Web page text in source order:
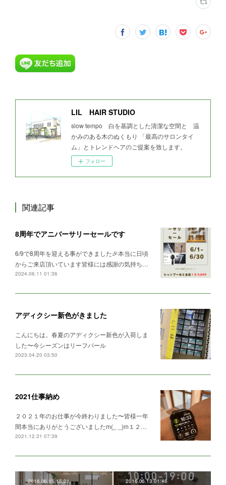
LIL HAIR STUDIO
slow tempo 白を基調とした清潔な空間と 温
かみのある木のぬくもり 「最高のサロンタイ
ム」とトレンドヘアのご提案を致します。
フォロー
関連記事
8周年でアニバーサリーセールです
6/9で8周年を迎える事ができました🎉本当に日頃
からご来店頂いています皆様には感謝の気持ち…
2024.06.11 01:36
アディクシー新色がきました
こんにちは。春夏のアディクシー新色が入荷しま
した〜今シーズンはリーフパール
2023.04.20 03:50
2021仕事納め
２０２１年のお仕事が今終わりました〜皆様一年
間本当にありがとうございましたm(_ _)m１２…
2021.12.31 07:39
2016.06.15 15:01 2016.06.13 01:46